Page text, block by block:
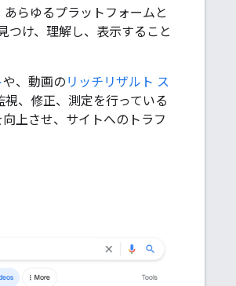
らゆるプラットフォームと
つけ、理解し、表示すること
や、動画の リッチリザルト ス
、修正、測定を行っている
上させ、サイトへのトラフ